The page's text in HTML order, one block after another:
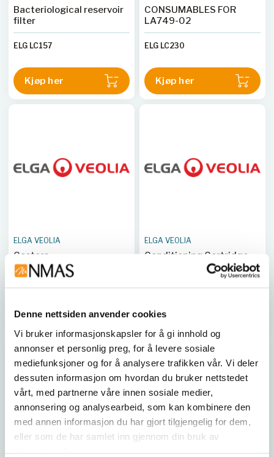
Denne nettsiden anvender cookies
Vi bruker informasjonskapsler for å gi innhold og
annonser et personlig preg, for å levere sosiale
mediefunksjoner og for å analysere trafikken vår. Vi deler
dessuten informasjon om hvordan du bruker nettstedet
vårt, med partnerne våre innen sosiale medier,
annonsering og analysearbeid, som kan kombinere den
med annen informasjon du har gjort tilgjengelig for dem,
eller som de har samlet inn gjennom din bruk av
Bacteriological reservoir
filter
ELG LC157
Kjøp her
CONSUMABLES FOR
LA749-02
ELG LC230
Kjøp her
ELGA VEOLIA
Castors
ELG LA704
Kjøp her
ELGA VEOLIA
Conditioning Cartridge
Kjøp her